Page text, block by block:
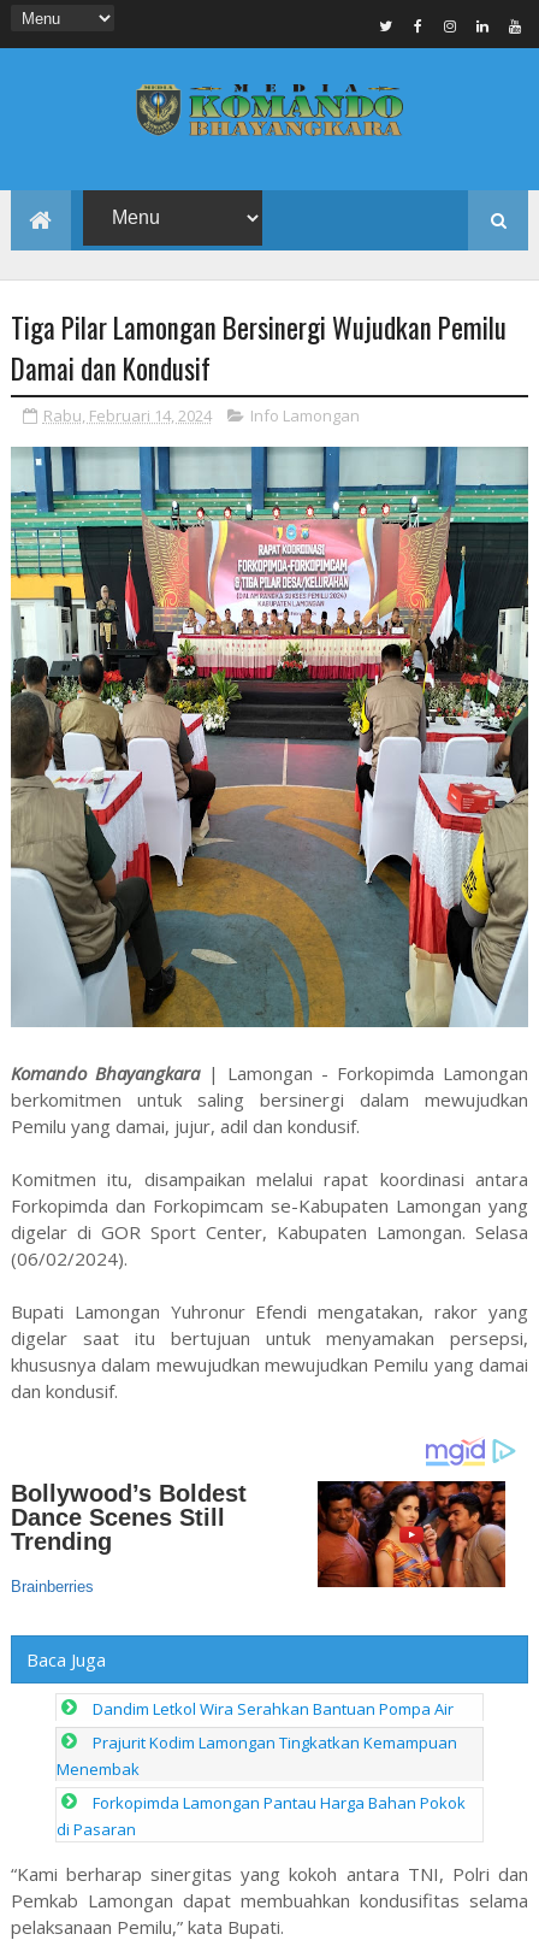
Tiga Pilar Lamongan Bersinergi Wujudkan Pemilu
Damai dan Kondusif
Rabu, Februari 14, 2024 Info Lamongan
Komando Bhayangkara| Lamongan - Forkopimda Lamongan
berkomitmen untuk saling bersinergi dalam mewujudkan
Pemilu yang damai, jujur, adil dan kondusif.
Komitmen itu, disampaikan melalui rapat koordinasi antara
Forkopimda dan Forkopimcam se-Kabupaten Lamongan yang
digelar di GOR Sport Center, Kabupaten Lamongan. Selasa
(06/02/2024).
Bupati Lamongan Yuhronur Efendi mengatakan, rakor yang
digelar saat itu bertujuan untuk menyamakan persepsi,
khususnya dalam mewujudkan mewujudkan Pemilu yang damai
dan kondusif.
Baca Juga
Dandim Letkol Wira Serahkan Bantuan Pompa Air
Prajurit Kodim Lamongan Tingkatkan Kemampuan
Menembak
Forkopimda Lamongan Pantau Harga Bahan Pokok
di Pasaran
“Kami berharap sinergitas yang kokoh antara TNI, Polri dan
Pemkab Lamongan dapat membuahkan kondusifitas selama
pelaksanaan Pemilu,” kata Bupati.